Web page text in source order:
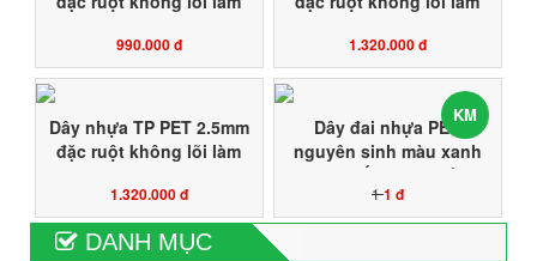
cành cây ăn trái chịu lực
căng kéo cao CUỘN
990.000 đ
cành cây ăn trái chịu lực
căng kéo cao CUỘN
1.320.000 đ
Dây nhựa TP PET 2.5mm
đặc ruột không lõi làm
cành cây ăn trái chịu lực
căng kéo cao CUỘN
1.500M
1.320.000 đ
Dây đai nhựa PET
nguyên sinh màu xanh
hàng chất lượng bảng
rộng 15mm, dây đai PET
đóng hàng nặng chịu
11 đ
KM
DANH MỤC